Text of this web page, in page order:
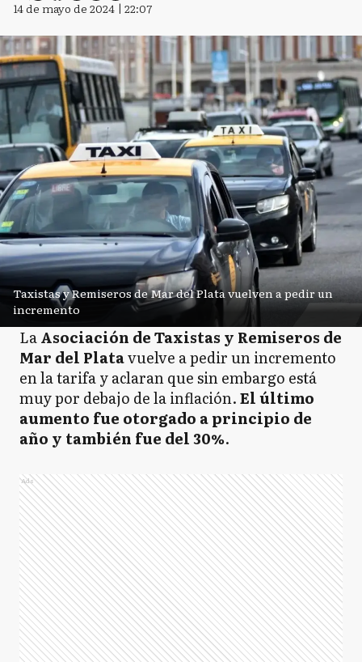
14 de mayo de 2024 | 22:07
Taxistas y Remiseros de Mar del Plata vuelven a pedir un
incremento
LaAsociación de Taxistas y Remiseros de
Mar del Platavuelve a pedir un incremento
en la tarifa y aclaran que sin embargo está
muy por debajo de la inflación.El último
aumento fue otorgado a principio de
año y también fue del 30%.
Ads